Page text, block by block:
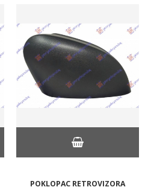
POKLOPAC RETROVIZORA